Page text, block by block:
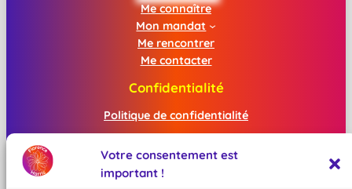
Votre consentement est
important !
Me connaître
Mon mandat
Me rencontrer
Me contacter
Confidentialité
Politique de confidentialité
Réseaux sociaux